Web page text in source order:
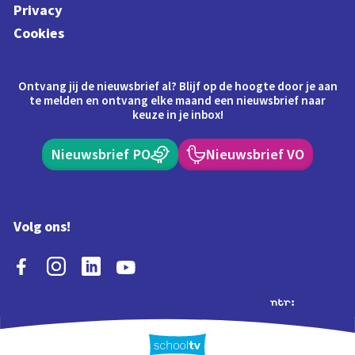
Privacy
Cookies
Ontvang jij de nieuwsbrief al? Blijf op de hoogte door je aan
te melden en ontvang elke maand een nieuwsbrief naar
keuze in je inbox!
Nieuwsbrief PO Nieuwsbrief VO
Volg ons!